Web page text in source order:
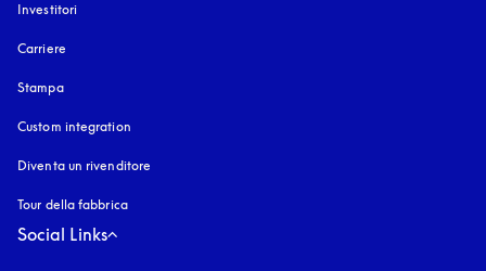
Investitori
Carriere
Stampa
Custom integration
Diventa un rivenditore
Tour della fabbrica
Social Links